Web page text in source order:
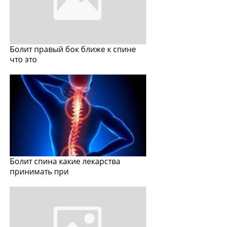
Болит правый бок ближе к спине
что это
Болит спина какие лекарства
принимать при